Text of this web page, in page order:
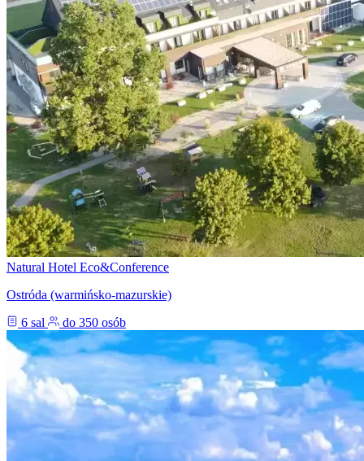
Natural Hotel Eco&Conference
Ostróda (warmińsko-mazurskie)
6 sal
do 350 osób